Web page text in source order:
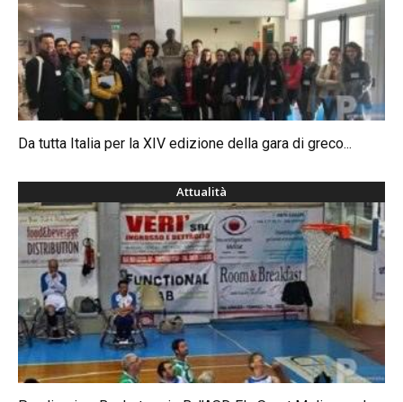
Da tutta Italia per la XIV edizione della gara di greco...
Attualità